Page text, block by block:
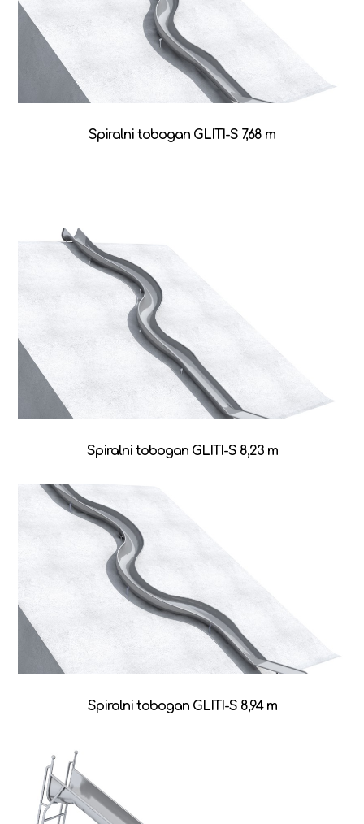
Spiralni tobogan GLITI-S 7,68 m
Spiralni tobogan GLITI-S 8,23 m
Spiralni tobogan GLITI-S 8,94 m